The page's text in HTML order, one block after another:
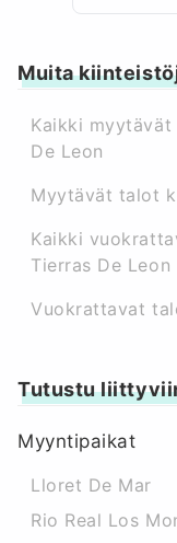
Muita
Kaikki
De Leon
Myytävät talot
Kaikki
Tierras De Leon
Vuokrattavat
Tutustu
Myyntipaikat
Lloret De Mar
Rio Real Los